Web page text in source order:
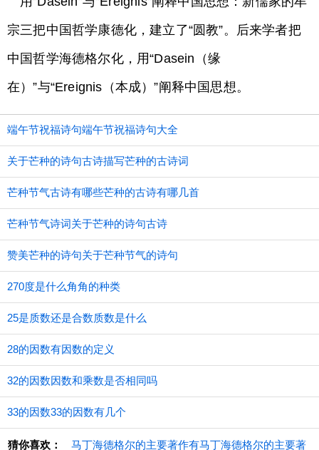
宗三把中国哲学康德化，建立了“圆教”。后来学者把
中国哲学海德格尔化，用“Dasein（缘
在）”与“Ereignis（本成）”阐释中国思想。
端午节祝福诗句端午节祝福诗句大全
关于芒种的诗句古诗描写芒种的古诗词
芒种节气古诗有哪些芒种的古诗有哪几首
芒种节气诗词关于芒种的诗句古诗
赞美芒种的诗句关于芒种节气的诗句
270度是什么角角的种类
25是质数还是合数质数是什么
28的因数有因数的定义
32的因数因数和乘数是否相同吗
33的因数33的因数有几个
猜你喜欢： 马丁海德格尔的主要著作有马丁海德格尔的主要著